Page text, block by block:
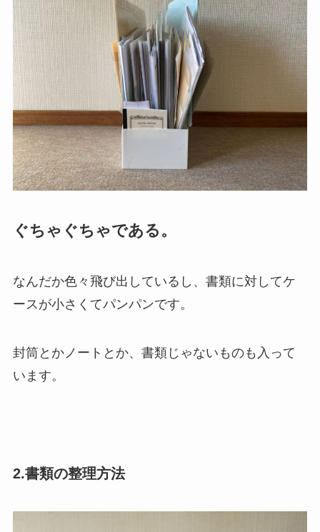
ぐちゃぐちゃである。
なんだか色々飛び出しているし、書類に対してケ
ースが小さくてパンパンです。
封筒とかノートとか、書類じゃないものも入って
います。
2.書類の整理方法